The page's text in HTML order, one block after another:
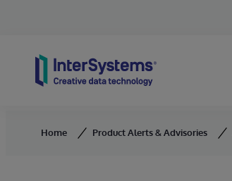
Home Product Alerts & Advisories